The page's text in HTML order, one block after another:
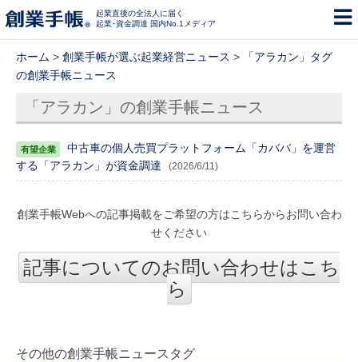
起業直後の全法人に届く
起業･資金調達 国内No.1メディア
ホーム > 創業手帳が選ぶ起業経営ニュース >
「アラカン」タグ
の創業手帳ニュース
「アラカン」の創業手帳ニュース
中古車の個人売買プラットフォーム「カババ」を運営
する「アラカン」が資金調達
(2026/6/11)
創業手帳Webへの記事掲載をご希望の方はこちらからお問い合わ
せください
記事についてのお問い合わせはこち
ら
その他の創業手帳ニュースタグ